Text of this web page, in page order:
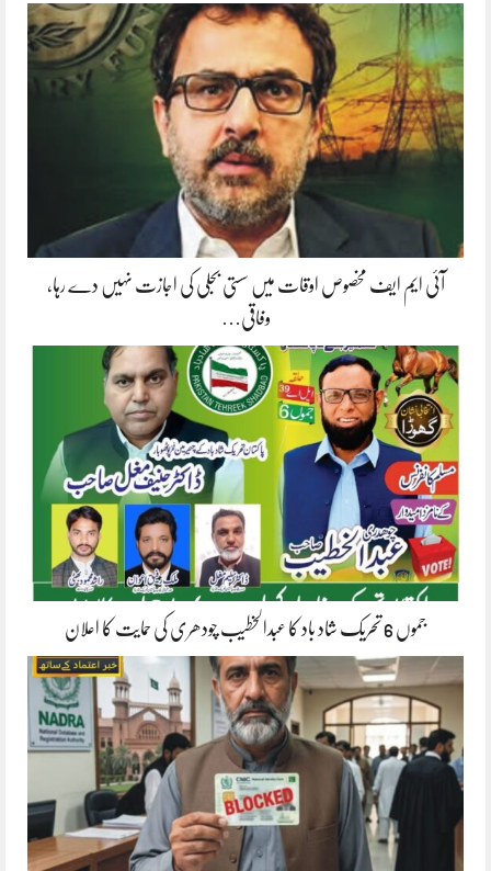
آئی ایم ایف مخصوص اوقات میں سستی بجلی کی اجازت نہیں دے رہا،
وفاقی…
جموں 6 تحریک شاد باد کا عبدالخطیب چودھری کی حمایت کا اعلان